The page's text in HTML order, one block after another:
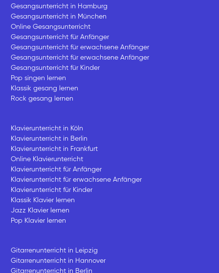
Gesangsunterricht in Hamburg
Gesangsunterricht in München
Online Gesangsunterricht
Gesangsunterricht für Anfänger
Gesangsunterricht für erwachsene Anfänger
Gesangsunterricht für erwachsene Anfänger
Gesangsunterricht für Kinder
Pop singen lernen
Klassik gesang lernen
Rock gesang lernen
Klavierunterricht in Köln
Klavierunterricht in Berlin
Klavierunterricht in Frankfurt
Online Klavierunterricht
Klavierunterricht für Anfänger
Klavierunterricht für erwachsene Anfänger
Klavierunterricht für Kinder
Klassik Klavier lernen
Jazz Klavier lernen
Pop Klavier lernen
Gitarrenunterricht in Leipzig
Gitarrenunterricht in Hannover
Gitarrenunterricht in Berlin